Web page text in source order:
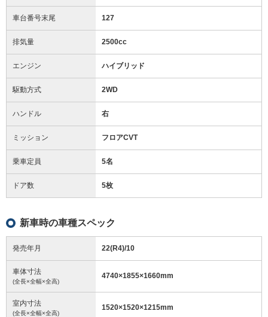
車台番号末尾 127
排気量 2500cc
エンジン ハイブリッド
駆動方式 2WD
ハンドル 右
ミッション フロアCVT
乗車定員 5名
ドア数 5枚
新車時の車種スペック
発売年月 22(R4)/10
車体寸法
(全長×全幅×全高)
4740×1855×1660mm
室内寸法
(全長×全幅×全高)
1520×1520×1215mm